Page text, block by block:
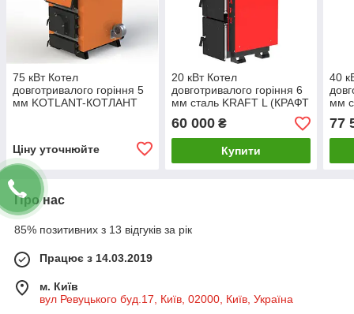
75 кВт Котел
довготривалого горіння 5
мм KOTLANT-КОТЛАНТ
Ціну уточнюйте
20 кВт Котел
довготривалого горіння 6
мм сталь KRAFT L (КРАФТ
Л) з автоматикою
60 000₴
Купити
40
мм
Л) з
77
Про нас
85% позитивних з 13 відгуків за рік
Працює з 14.03.2019
м. Київ
вул Ревуцького буд.17, Київ, 02000, Київ, Україна